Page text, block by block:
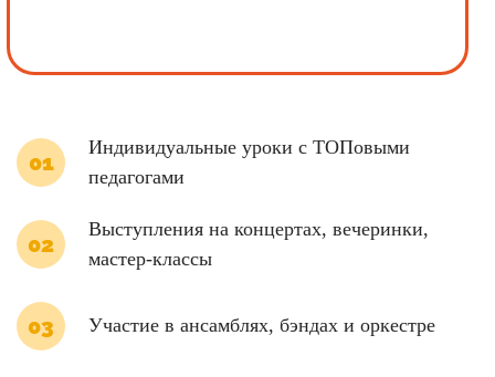
Индивидуальные уроки с ТОПовыми
педагогами
Выступления на концертах, вечеринки,
мастер-классы
Участие в ансамблях, бэндах и оркестре